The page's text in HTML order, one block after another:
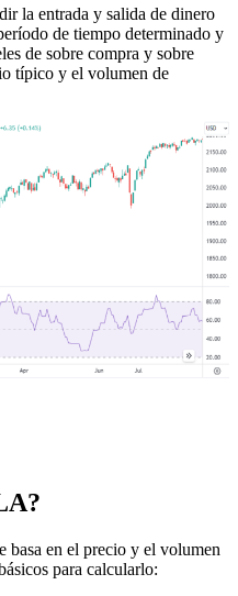
la entrada y salida de dinero
de tiempo determinado y
de sobre compra y sobre
típico y el volumen de
en el precio y el volumen
para calcularlo: